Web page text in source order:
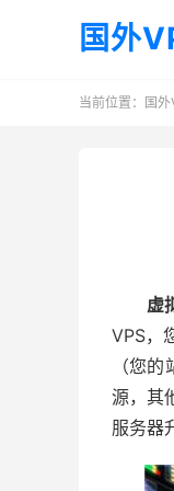
国外
当前位置： 国
虚
VPS，
（您
源，其
服务器